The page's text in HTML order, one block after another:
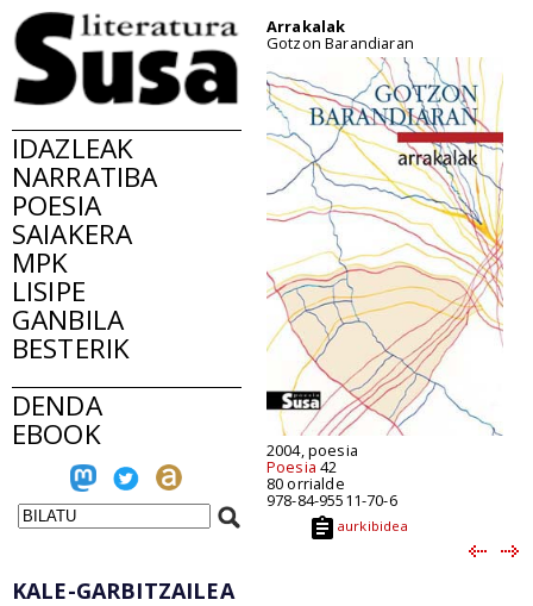
IDAZLEAK
NARRATIBA
POESIA
SAIAKERA
MPK
LISIPE
GANBILA
BESTERIK
DENDA
EBOOK
Arrakalak
Gotzon Barandiaran
2004, poesia
Poesia 42
80 orrialde
978-84-95511-70-6
aurkibidea
KALE-GARBITZAILEA